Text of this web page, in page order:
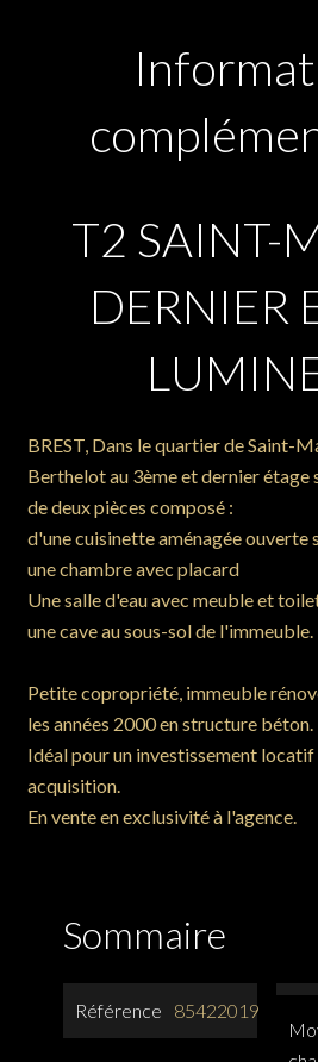
T2 SAINT-
DERNIER
BREST, Dans le quartier de Saint-
Berthelot au 3ème et dernier étage
de deux pièces composé :
d'une cuisinette aménagée ouverte
une chambre avec placard
Une salle d'eau avec meuble et
une cave au sous-sol de l'immeuble.
Petite copropriété, immeuble
les années 2000 en structure béton.
Idéal pour un investissement locatif
acquisition.
En vente en exclusivité à l'agence.
Sommaire
Référence 85422019